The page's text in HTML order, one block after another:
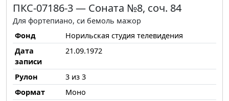
ПКС-07186-3 — Соната №8, соч. 84
Для фортепиано, си бемоль мажор
Фонд
Норильская студия телевидения
Дата
записи
21.09.1972
Рулон
3 из 3
Формат
Моно